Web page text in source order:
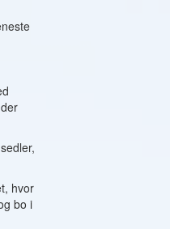
hvor
bo i